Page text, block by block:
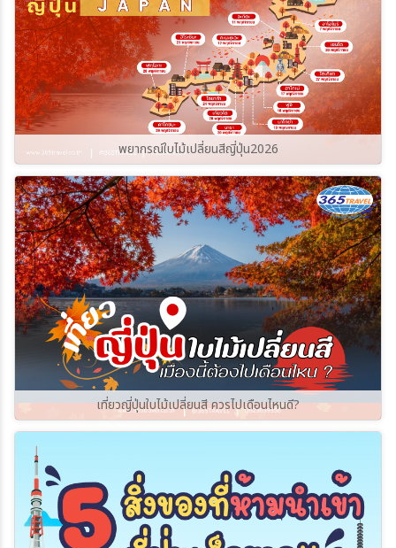
พยากรณ์ใบไม้เปลี่ยนสีญี่ปุ่น2026
เที่ยวญี่ปุ่นใบไม้เปลี่ยนสี ควรไปเดือนไหนดี?